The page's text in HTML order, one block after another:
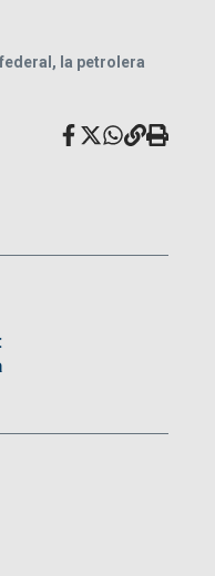
la petrolera